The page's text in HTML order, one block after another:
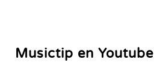
Musictip en Youtube